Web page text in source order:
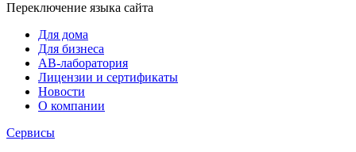
Переключение языка сайта
Для дома
Для бизнеса
АВ-лаборатория
Лицензии и сертификаты
Новости
О компании
Сервисы